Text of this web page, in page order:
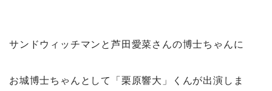
サンドウィッチマンと芦田愛菜さんの博士ちゃんに
お城博士ちゃんとして「栗原響大」くんが出演しま